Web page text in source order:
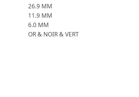
26.9 MM
11.9 MM
6.0 MM
OR & NOIR & VERT